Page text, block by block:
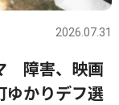
2026.07.31
障害、映画
かりデフ選